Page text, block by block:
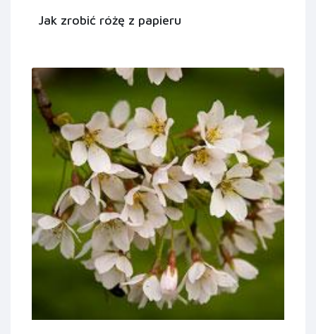
Jak zrobić różę z papieru